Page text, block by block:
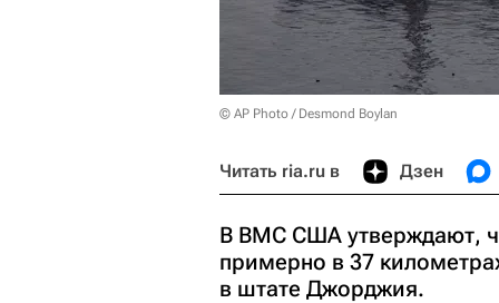
© AP Photo / Desmond Boylan
Читать ria.ru в Дзен
В ВМС США утверждают,
примерно в 37
в штате Джорджия.